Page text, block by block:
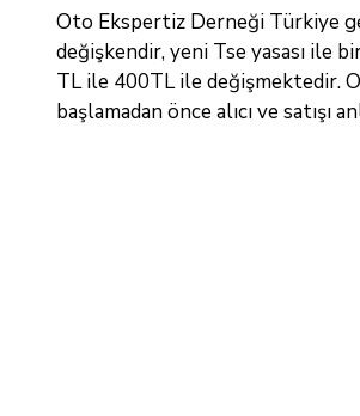
Oto Ekspertiz Derneği Türkiye
değişkendir, yeni Tse yasası
TL ile 400TL ile değişmektedir.
başlamadan önce alıcı ve satışı